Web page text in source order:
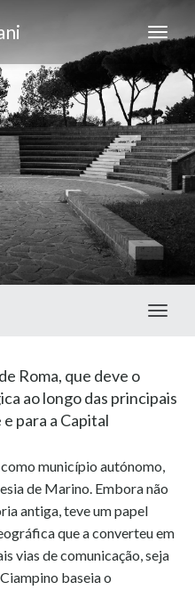
Roma, que deve o
ao longo das principais
para a Capital
município autónomo,
de Marino. Embora não
antiga, teve um papel
que a converteu em
vias de comunicação, seja
baseia o